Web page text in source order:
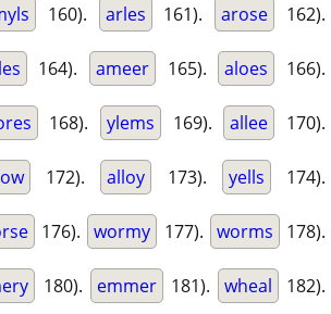
160). arles 161). arose 162).
164). ameer 165). aloes 166).
168). ylems 169). allee 170).
172). alloy 173). yells 174).
176). wormy 177). worms 178).
180). emmer 181). wheal 182).